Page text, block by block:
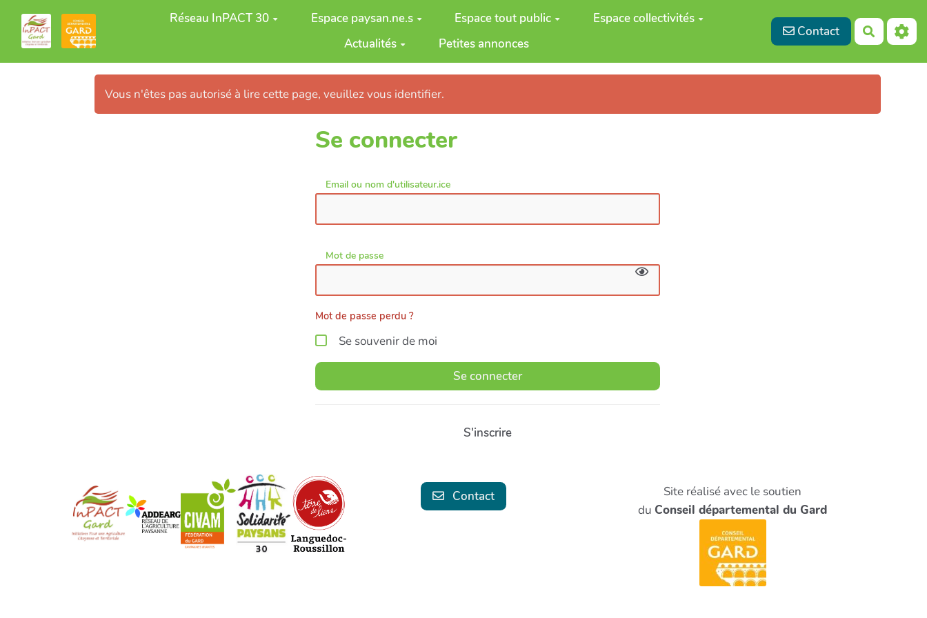
Aller au contenu principal Réseau InPACT 30 Espace paysan.ne.s Espace tout public
Espace collectivités
Actualités
Petites annonces
Contact
Vous n'êtes pas autorisé à lire cette page, veuillez vous identifier.
Se connecter
Email ou nom d'utilisateur.ice
Mot de passe
Mot de passe perdu ?
Se souvenir de moi
Se connecter
S'inscrire
Contact
Site réalisé avec le soutien
du Conseil départemental du Gard